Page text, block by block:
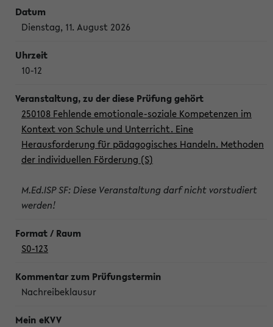
Dienstag, 11. August 2026
10-12
250108 Fehlende emotionale-soziale Kompetenzen im
Kontext von Schule und Unterricht. Eine
Herausforderung für pädagogisches Handeln. Methoden
der individuellen Förderung (S)
M.Ed.ISP SF: Diese Veranstaltung darf nicht vorstudiert
werden!
S0-123
Nachreibeklausur